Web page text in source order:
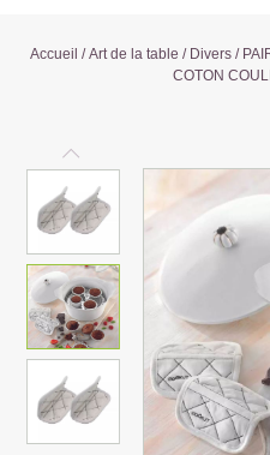
Accueil /Art de la table / Divers /
COTON